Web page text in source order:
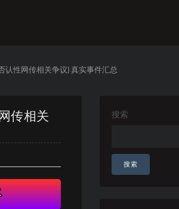
认性网传相关争议) 真实事件汇总
传相关
搜索
搜索